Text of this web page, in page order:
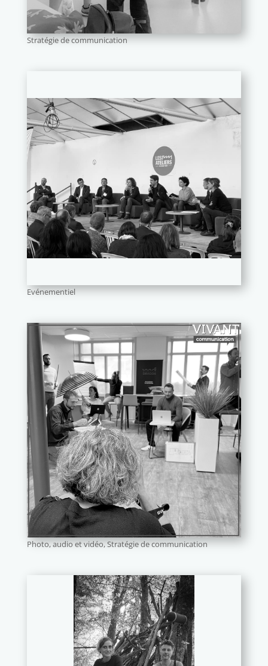
Stratégie de communication
Evénementiel
Photo, audio et vidéo,Stratégie de communication